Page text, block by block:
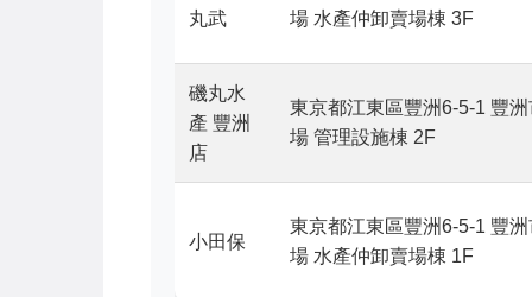
丸武
場 水產仲卸賣場棟 3F
磯丸水
產 豐洲
店
東京都江東區豐洲6-5-1 豐洲
場 管理設施棟 2F
小田保
東京都江東區豐洲6-5-1 豐洲
場 水產仲卸賣場棟 1F